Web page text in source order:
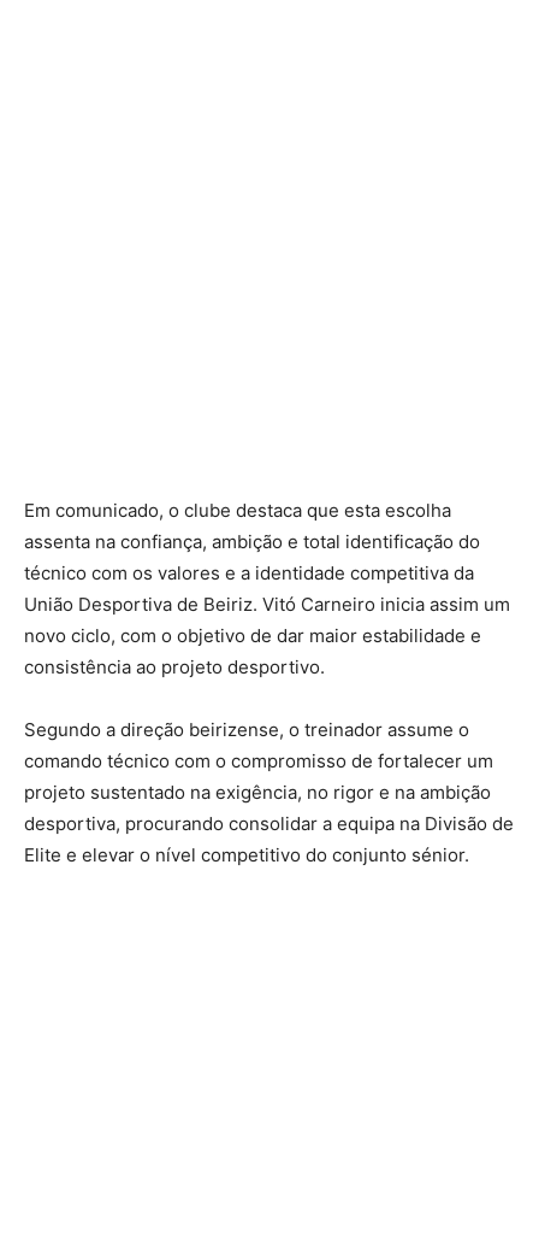
Em comunicado, o clube destaca que esta escolha
assenta na confiança, ambição e total identificação do
técnico com os valores e a identidade competitiva da
União Desportiva de Beiriz. Vitó Carneiro inicia assim um
novo ciclo, com o objetivo de dar maior estabilidade e
consistência ao projeto desportivo.
Segundo a direção beirizense, o treinador assume o
comando técnico com o compromisso de fortalecer um
projeto sustentado na exigência, no rigor e na ambição
desportiva, procurando consolidar a equipa na Divisão de
Elite e elevar o nível competitivo do conjunto sénior.